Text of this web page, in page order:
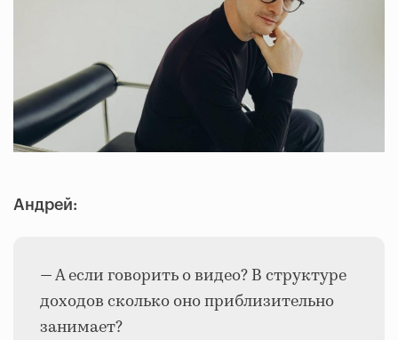
Андрей:
— А если говорить о видео? В структуре
доходов сколько оно приблизительно
занимает?